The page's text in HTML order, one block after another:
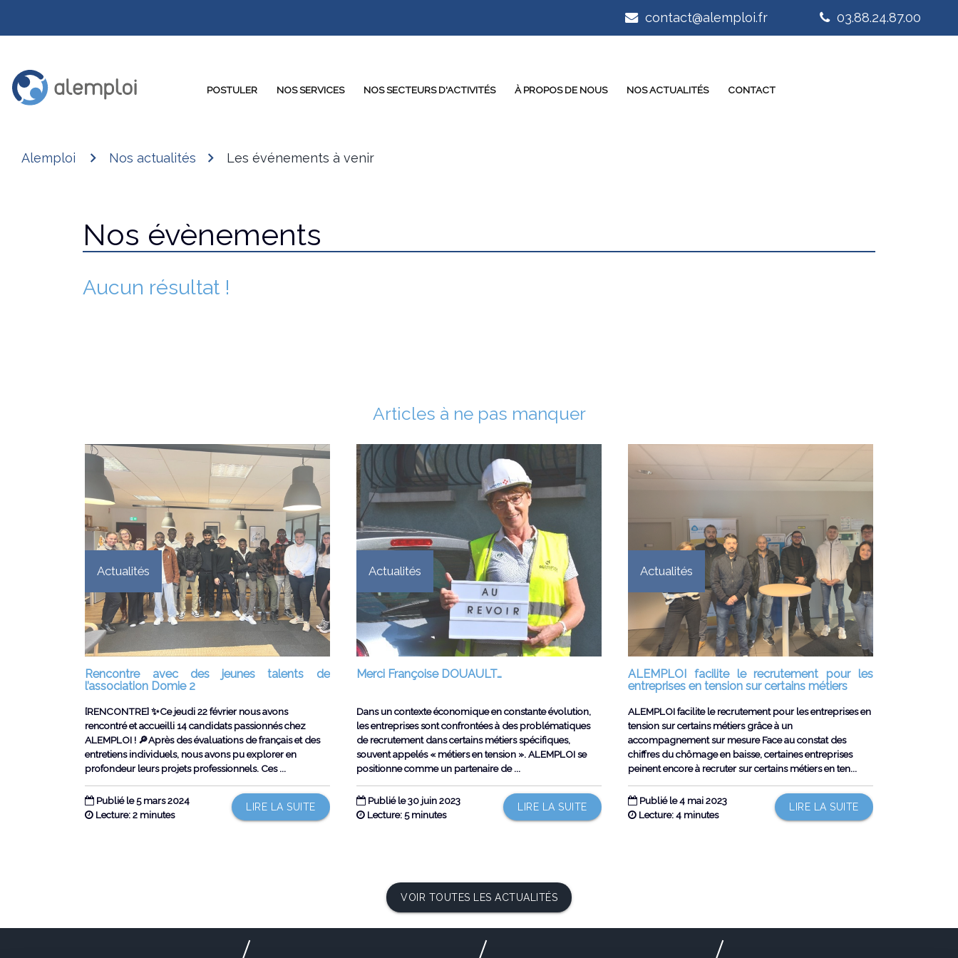
POSTULER NOS SERVICES NOS SECTEURS D'ACTIVITÉS À PROPOS DE NOUS NOS ACTUALITÉS CONTACT
contact@alemploi.fr 03.88.24.87.00
Alemploi Nos actualités Les événements à venir
Nos évènements
Aucun résultat !
Articles à ne pas manquer
Actualités
Rencontre avec des jeunes talents de
l’association Domie 2
[RENCONTRE] ✨Ce jeudi 22 février nous avons
rencontré et accueilli 14 candidats passionnés chez
ALEMPLOI ! 🔎Après des évaluations de français et des
entretiens individuels, nous avons pu explorer en
profondeur leurs projets professionnels. Ces ...
Publié le 5 mars 2024
LIRE LA SUITE
Lecture: 2 minutes
Actualités
Merci Françoise DOUAULT…
Dans un contexte économique en constante évolution,
les entreprises sont confrontées à des problématiques
de recrutement dans certains métiers spécifiques,
souvent appelés « métiers en tension ». ALEMPLOI se
positionne comme un partenaire de ...
Publié le 30 juin 2023
LIRE LA SUITE
Lecture: 5 minutes
Actualités
ALEMPLOI facilite le recrutement pour les
entreprises en tension sur certains métiers
ALEMPLOI facilite le recrutement pour les entreprises en
tension sur certains métiers grâce à un
accompagnement sur mesure Face au constat des
chiffres du chômage en baisse, certaines entreprises
peinent encore à recruter sur certains métiers en ten...
Publié le 4 mai 2023
LIRE LA SUITE
Lecture: 4 minutes
VOIR TOUTES LES ACTUALITÉS